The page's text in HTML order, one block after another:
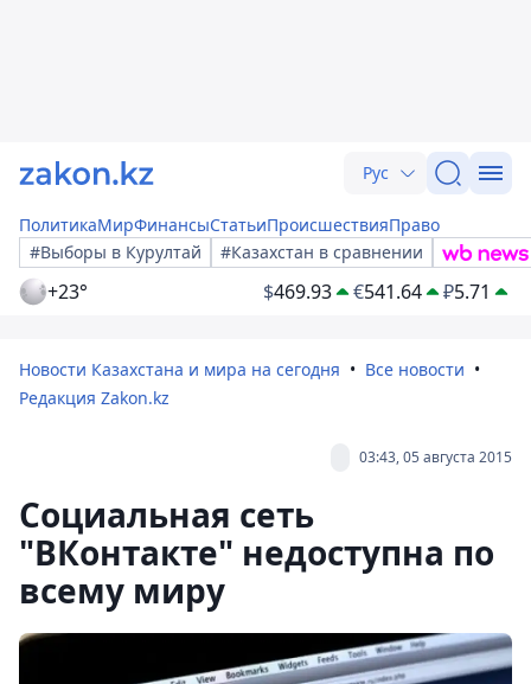
Рус
ПолитикаМирФинансыСтатьиПроисшествияПраво
#Выборы в Курултай
#Казахстан в сравнении
+23° $469.93 €541.64 ₽5.71
Новости Казахстана и мира на сегодня
Все новости
Редакция Zakon.kz
03:43, 05 августа 2015
Социальная сеть
"ВКонтакте" недоступна по
всему миру